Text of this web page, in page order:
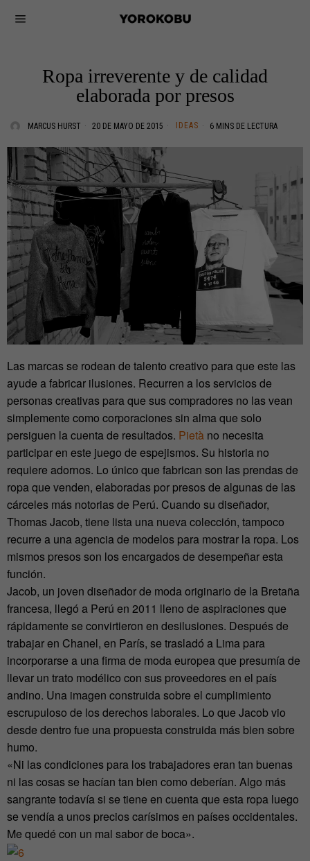
Ropa irreverente y de calidad
elaborada por presos
MARCUS HURST 20 DE MAYO DE 2015 IDEAS 6 MINS DE LECTURA
Las marcas se rodean de talento creativo para que este las
ayude a fabricar ilusiones. Recurren a los servicios de
personas creativas para que sus compradores no las vean
simplemente como corporaciones sin alma que solo
persiguen la cuenta de resultados. Pietà no necesita
participar en este juego de espejismos. Su historia no
requiere adornos. Lo único que fabrican son las prendas de
ropa que venden, elaboradas por presos de algunas de las
cárceles más notorias de Perú. Cuando su diseñador,
Thomas Jacob, tiene lista una nueva colección, tampoco
recurre a una agencia de modelos para mostrar la ropa. Los
mismos presos son los encargados de desempeñar esta
función.
Jacob, un joven diseñador de moda originario de la Bretaña
francesa, llegó a Perú en 2011 lleno de aspiraciones que
rápidamente se convirtieron en desilusiones. Después de
trabajar en Chanel, en París, se trasladó a Lima para
incorporarse a una firma de moda europea que presumía de
llevar un trato modélico con sus proveedores en el país
andino. Una imagen construida sobre el cumplimiento
escrupuloso de los derechos laborales. Lo que Jacob vio
desde dentro fue una propuesta construida más bien sobre
humo.
«Ni las condiciones para los trabajadores eran tan buenas
ni las cosas se hacían tan bien como deberían. Algo más
sangrante todavía si se tiene en cuenta que esta ropa luego
se vendía a unos precios carísimos en países occidentales.
Me quedé con un mal sabor de boca».